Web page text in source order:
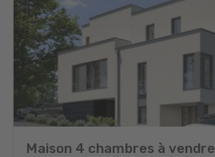
Maison 4 chambres à vendre